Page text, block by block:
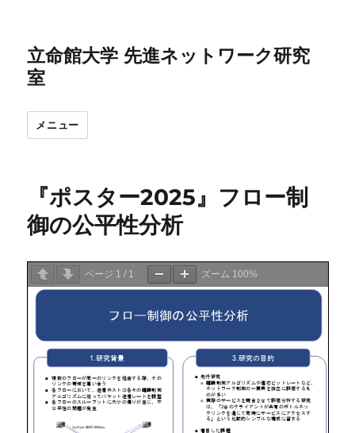
立命館大学 先進ネットワーク研究
室
メニュー
『ポスター2025』フロー制
御の公平性分析
ページ 1 / 1 ズーム 100%